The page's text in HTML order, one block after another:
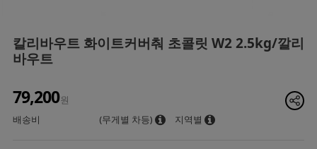
칼리바우트 화이트커버춰 초콜릿 W2 2.5kg/깔리
바우트
79,200원
배송비
(무게별 차등) 지역별